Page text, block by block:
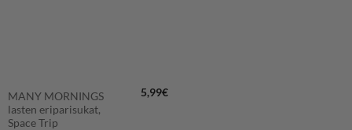
MANY MORNINGS
lasten eriparisukat,
Space Trip
5,99€